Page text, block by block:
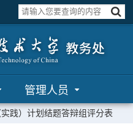
管理人员
践）计划结题答辩组评分表